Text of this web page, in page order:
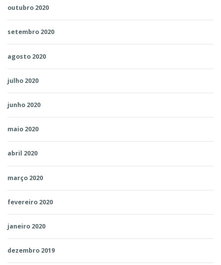
outubro 2020
setembro 2020
agosto 2020
julho 2020
junho 2020
maio 2020
abril 2020
março 2020
fevereiro 2020
janeiro 2020
dezembro 2019